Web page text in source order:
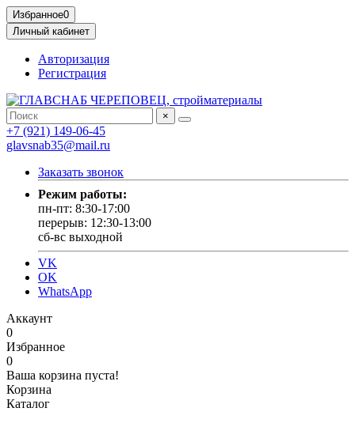
Избранное0
Личный кабинет
Авторизация
Регистрация
×
+7 (921) 149-06-45
glavsnab35@mail.ru
Заказать звонок
Режим работы:
пн-пт: 8:30-17:00
перерыв: 12:30-13:00
сб-вс выходной
VK
OK
WhatsApp
Аккаунт
0
Избранное
0
Ваша корзина пуста!
Корзина
Каталог